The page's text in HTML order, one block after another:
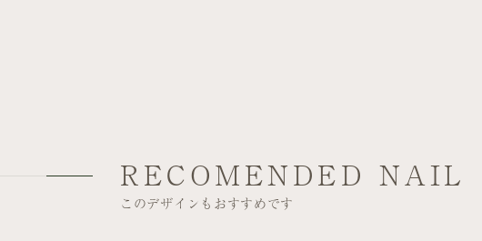
RECOMENDED NAIL
このデザインもおすすめです